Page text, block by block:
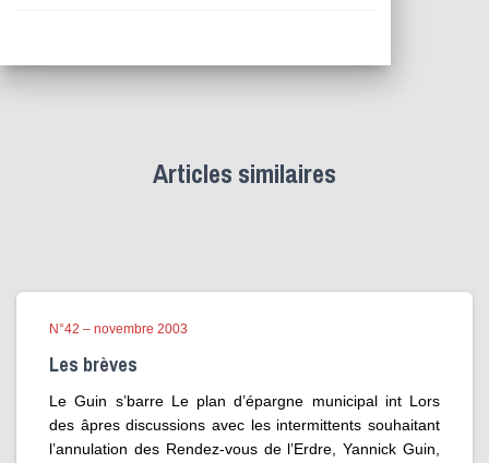
Articles similaires
N°42 – novembre 2003
Les brèves
Le Guin s’barre Le plan d’épargne municipal int Lors
des âpres discussions avec les intermittents souhaitant
l’annulation des Rendez-vous de l’Erdre, Yannick Guin,